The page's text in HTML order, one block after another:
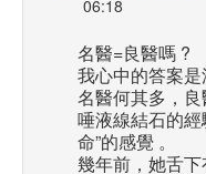
06:18
名醫=良醫嗎 ?
我心中的答案是
名醫何其多，
唾液線結石的
命”的感覺 。
幾年前，她舌